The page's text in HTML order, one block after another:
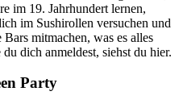
im 19. Jahrhundert lernen,
im Sushirollen versuchen und
mitmachen, was es alles
dich anmeldest, siehst du hier.
Party